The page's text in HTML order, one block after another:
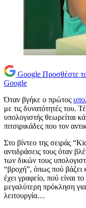
Google Προσθέστε
Google
Όταν βγήκε ο πρώτος
με τις δυνατότητές του.
υπολογιστής θεωρείται
πιτσιρικάδες που τον
Στο βίντεο της σειράς
αντιδράσεις τους όταν
των δικών τους
“βροχή”, όπως πού βάζει
έχει γραφείο, πού είναι
μεγαλύτερη πρόκληση
λειτουργία…